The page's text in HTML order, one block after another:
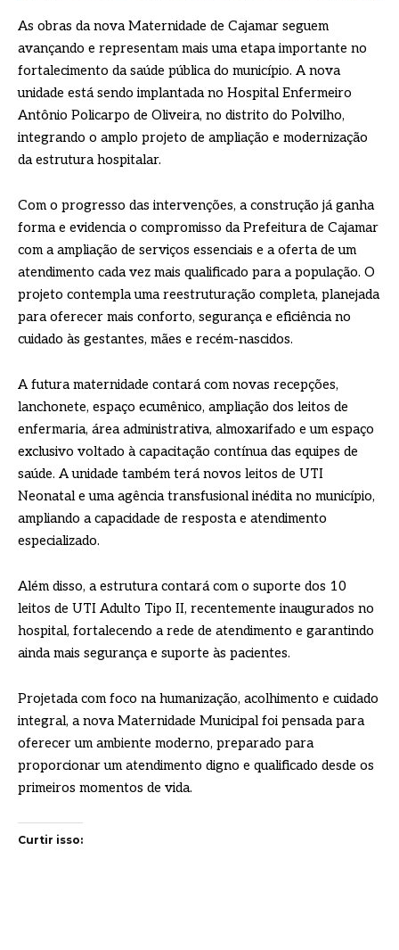
As obras da nova Maternidade de Cajamar seguem
avançando e representam mais uma etapa importante no
fortalecimento da saúde pública do município. A nova
unidade está sendo implantada no Hospital Enfermeiro
Antônio Policarpo de Oliveira, no distrito do Polvilho,
integrando o amplo projeto de ampliação e modernização
da estrutura hospitalar.
Com o progresso das intervenções, a construção já ganha
forma e evidencia o compromisso da Prefeitura de Cajamar
com a ampliação de serviços essenciais e a oferta de um
atendimento cada vez mais qualificado para a população. O
projeto contempla uma reestruturação completa, planejada
para oferecer mais conforto, segurança e eficiência no
cuidado às gestantes, mães e recém-nascidos.
A futura maternidade contará com novas recepções,
lanchonete, espaço ecumênico, ampliação dos leitos de
enfermaria, área administrativa, almoxarifado e um espaço
exclusivo voltado à capacitação contínua das equipes de
saúde. A unidade também terá novos leitos de UTI
Neonatal e uma agência transfusional inédita no município,
ampliando a capacidade de resposta e atendimento
especializado.
Além disso, a estrutura contará com o suporte dos 10
leitos de UTI Adulto Tipo II, recentemente inaugurados no
hospital, fortalecendo a rede de atendimento e garantindo
ainda mais segurança e suporte às pacientes.
Projetada com foco na humanização, acolhimento e cuidado
integral, a nova Maternidade Municipal foi pensada para
oferecer um ambiente moderno, preparado para
proporcionar um atendimento digno e qualificado desde os
primeiros momentos de vida.
Curtir isso: